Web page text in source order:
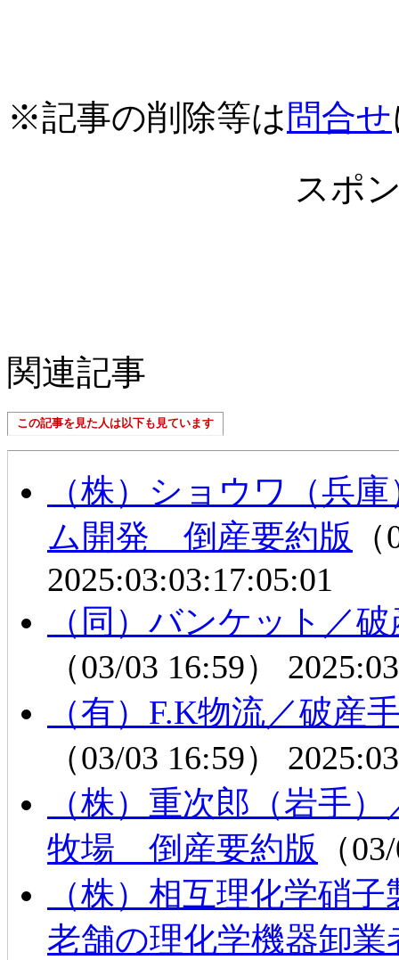
※記事の削除等は 問合せ
スポ
関連記事
この記事を見た人は以下も見ています
（株）ショウワ（兵
ム開発 倒産要約版
2025:03:03:17:05:01
（同）バンケット／
（03/03 16:59）
（有）F.K物流／破
（03/03 16:59）
（株）重次郎（岩手
牧場 倒産要約版 （
（株）相互理化学硝
老舗の理化学機器卸業